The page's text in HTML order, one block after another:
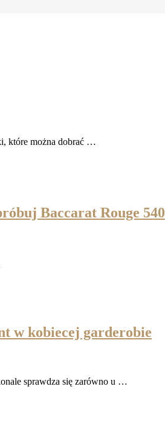
które można dobrać …
Baccarat Rouge 540
w kobiecej garderobie
sprawdza się zarówno u …